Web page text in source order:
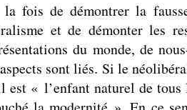
la fois de démontrer la
et de démonter les
du monde, de
sont liés. Si le
est « l’enfant naturel de